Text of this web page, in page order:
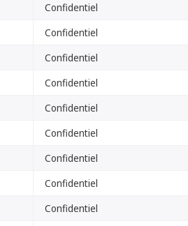
Confidentiel
Confidentiel
Confidentiel
Confidentiel
Confidentiel
Confidentiel
Confidentiel
Confidentiel
Confidentiel